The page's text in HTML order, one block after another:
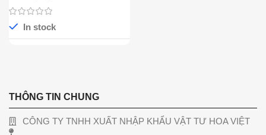
In stock
THÔNG TIN CHUNG
CÔNG TY TNHH XUẤT NHẬP KHẨU VẬT TƯ HOA VIỆT